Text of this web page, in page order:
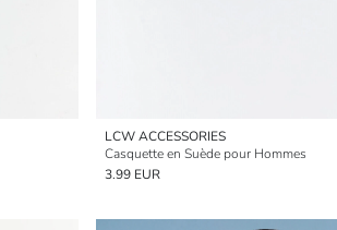
LCW ACCESSORIES
Casquette en Suède pour Hommes
3.99 EUR